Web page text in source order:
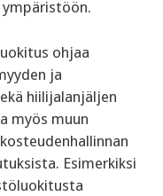
ohjaa
ja
hiilijalanjäljen
myös muun
Esimerkiksi